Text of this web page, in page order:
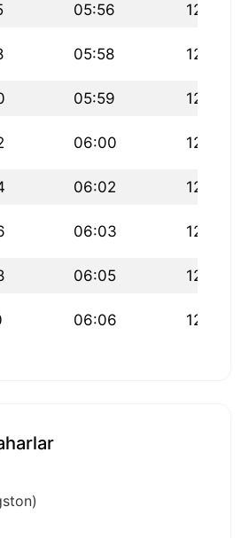
05:56 12:52
05:58 12:52
05:59 12:52
06:00 12:51
06:02 12:51
06:03 12:51
06:05 12:51
06:06 12:50